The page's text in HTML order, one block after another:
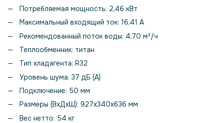
Потребляемая мощность: 2,46 кВт
Максимальный входящий ток: 16,41 А
Рекомендованный поток воды: 4,70 м³/ч
Теплообменник: титан
Тип хладагента: R32
Уровень шума: 37 дБ (А)
Подключение: 50 мм
Размеры (ВхДхШ): 927x340x636 мм
Вес нетто: 54 кг